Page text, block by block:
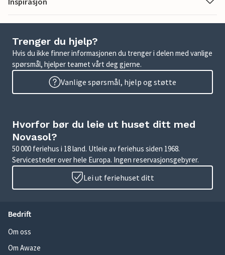
Trenger du hjelp?
Hvis du ikke finner informasjonen du trenger i delen med vanlige
spørsmål, hjelper teamet vårt deg gjerne.
Vanlige spørsmål, hjelp og støtte
Hvorfor bør du leie ut huset ditt med
Novasol?
50 000 feriehus i 18 land. Utleie av feriehus siden 1968.
Servicesteder over hele Europa. Ingen reservasjonsgebyrer.
Lei ut feriehuset ditt
Bedrift
Om oss
Om Awaze